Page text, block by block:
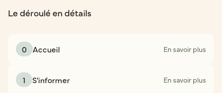
Le déroulé en détails
0 Accueil En savoir plus
1 S'informer En savoir plus